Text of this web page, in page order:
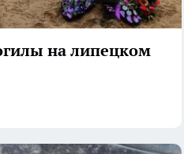
на липецком